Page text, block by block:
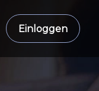
Einloggen